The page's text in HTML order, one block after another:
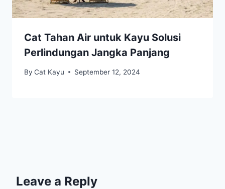
Cat Tahan Air untuk Kayu Solusi
Perlindungan Jangka Panjang
By Cat Kayu September 12, 2024
Leave a Reply